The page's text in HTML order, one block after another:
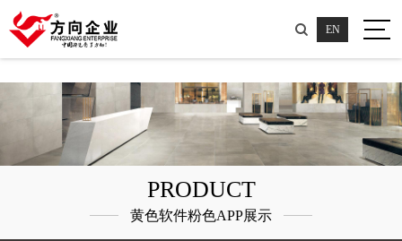
粉色视频大全,粉色视频高清HD,小黄片粉色视频,黄色软件粉色APP
EN
PRODUCT
黄色软件粉色APP展示